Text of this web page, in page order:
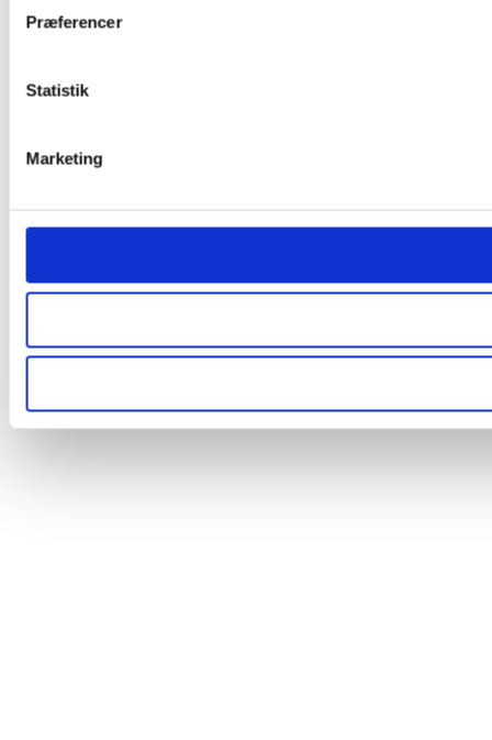
Præferencer
Statistik
Marketing